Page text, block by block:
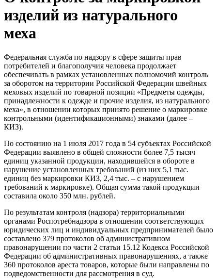
изделий из натурального
меха
Федеральная служба по надзору в сфере защиты прав
потребителей и благополучия человека продолжает
обеспечивать в рамках установленных полномочий контроль
за оборотом на территории Российской Федерации швейных
меховых изделий по товарной позиции «Предметы одежды,
принадлежности к одежде и прочие изделия, из натурального
меха», в отношении которых принято решение о маркировке
контрольными (идентификационными) знаками (далее –
КИЗ).
По состоянию на 1 июля 2017 года в 54 субъектах Российской
Федерации выявлено в общей сложности более 7,5 тысяч
единиц указанной продукции, находившейся в обороте в
нарушение установленных требований (из них 5,1 тыс.
единиц без маркировки КИЗ, 2,4 тыс. – с нарушением
требований к маркировке). Общая сумма такой продукции
составила около 350 млн. рублей.
По результатам контроля (надзора) территориальными
органами Роспотребнадзора в отношении соответствующих
юридических лиц и индивидуальных предпринимателей было
составлено 379 протоколов об административном
правонарушении по части 2 статьи 15.12 Кодекса Российской
Федерации об административных правонарушениях, а также
360 протоколов ареста товаров, которые были направлены по
подведомственности для рассмотрения в суд.